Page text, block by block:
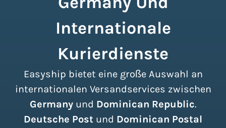
Internationale
Kurierdienste
Easyship bietet eine große Auswahl an
internationalen Versandservices zwischen
Germanyund Dominican Republic.
Deutsche Post und Dominican Postal